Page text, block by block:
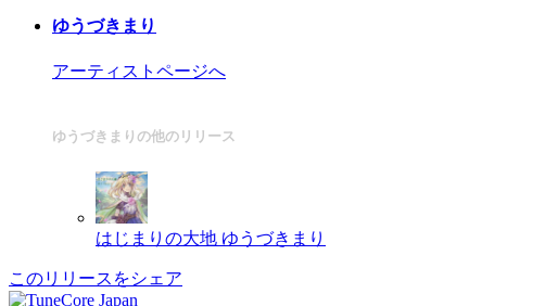
ゆうづきまり
アーティストページへ
ゆうづきまりの他のリリース
はじまりの大地 ゆうづきまり
このリリースをシェア